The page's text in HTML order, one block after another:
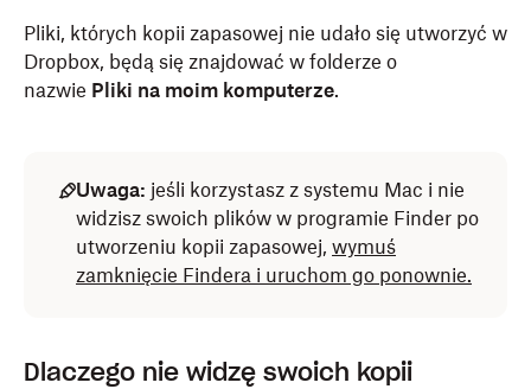
Pliki, których kopii zapasowej nie udało się utworzyć w
Dropbox, będą się znajdować w folderze o
nazwie Pliki na moim komputerze.
Uwaga: jeśli korzystasz z systemu Mac i nie
widzisz swoich plików w programie Finder po
utworzeniu kopii zapasowej, wymuś
zamknięcie Findera i uruchom go ponownie.
Dlaczego nie widzę swoich kopii